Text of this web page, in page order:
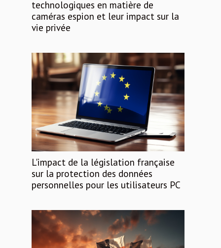
technologiques en matière de
caméras espion et leur impact sur la
vie privée
L'impact de la législation française
sur la protection des données
personnelles pour les utilisateurs PC